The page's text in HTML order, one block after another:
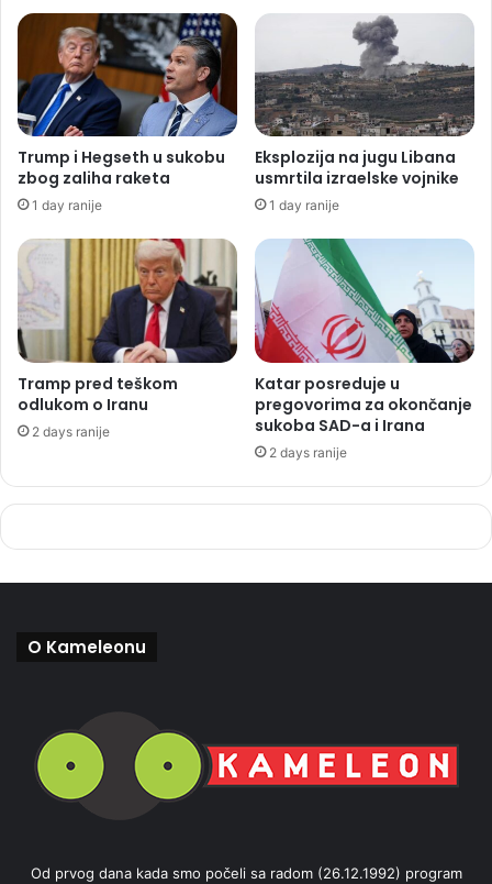
Trump i Hegseth u sukobu
zbog zaliha raketa
1 day ranije
Eksplozija na jugu Libana
usmrtila izraelske vojnike
1 day ranije
Tramp pred teškom
odlukom o Iranu
2 days ranije
Katar posreduje u
pregovorima za okončanje
sukoba SAD-a i Irana
2 days ranije
O Kameleonu
Od prvog dana kada smo počeli sa radom (26.12.1992) program